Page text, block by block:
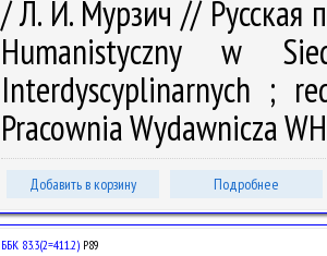
/ Л. И. Мурзич // Русская
Humanistyczny w
Interdyscyplinarnych ;
Pracownia Wydawnicza
Добавить в корзину Подробнее
ББК 83.3(2=411.2) Р89